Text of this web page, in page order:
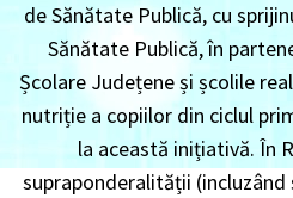
de Sănătate Publică, cu
Sănătate Publică, în
Școlare Județene și școlile
nutriție a copiilor din ciclul
la această inițiativă. În
supraponderalității